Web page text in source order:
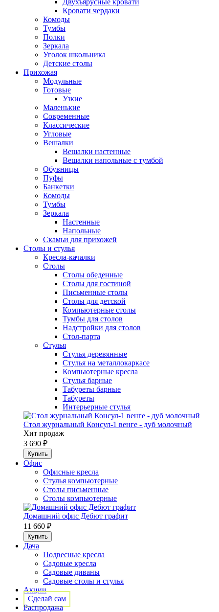
Двухъярусные кровати
Кровати чердаки
Комоды
Тумбы
Полки
Зеркала
Уголок школьника
Детские столы
Прихожая
Модульные
Готовые
Узкие
Маленькие
Современные
Классические
Угловые
Вешалки
Вешалки настенные
Вешалки напольные с тумбой
Обувницы
Пуфы
Банкетки
Комоды
Тумбы
Зеркала
Настенные
Напольные
Скамьи для прихожей
Столы и стулья
Кресла-качалки
Столы
Столы обеденные
Столы для гостиной
Письменные столы
Столы для детской
Компьютерные столы
Тумбы для столов
Надстройки для столов
Стол-парта
Стулья
Стулья деревянные
Стулья на металлокаркасе
Компьютерные кресла
Стулья барные
Табуреты барные
Табуреты
Интерьерные стулья
Стол журнальный Консул-1 венге - дуб молочный
Хит продаж
3 690 ₽
Офис
Офисные кресла
Стулья компьютерные
Столы письменные
Столы компьютерные
Домашний офис Дебют графит
11 660 ₽
Дача
Подвесные кресла
Садовые кресла
Садовые диваны
Садовые столы и стулья
Акции
Сделай сам
Распродажа